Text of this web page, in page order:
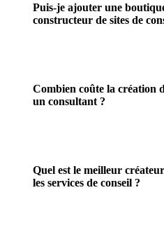
Puis-je ajouter une
constructeur de sites de
Combien coûte la création
un consultant ?
Quel est le meilleur
les services de conseil ?